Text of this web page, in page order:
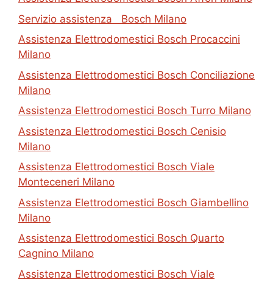
Servizio assistenza Bosch Milano
Assistenza Elettrodomestici Bosch Procaccini
Milano
Assistenza Elettrodomestici Bosch Conciliazione
Milano
Assistenza Elettrodomestici Bosch Turro Milano
Assistenza Elettrodomestici Bosch Cenisio
Milano
Assistenza Elettrodomestici Bosch Viale
Monteceneri Milano
Assistenza Elettrodomestici Bosch Giambellino
Milano
Assistenza Elettrodomestici Bosch Quarto
Cagnino Milano
Assistenza Elettrodomestici Bosch Viale